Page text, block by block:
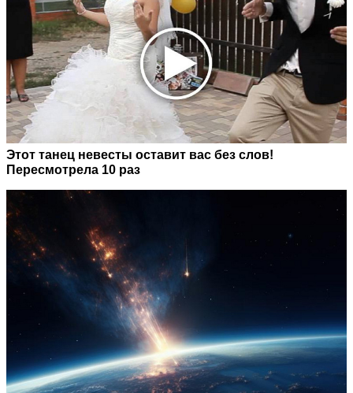
Этот танец невесты оставит вас без слов!
Пересмотрела 10 раз